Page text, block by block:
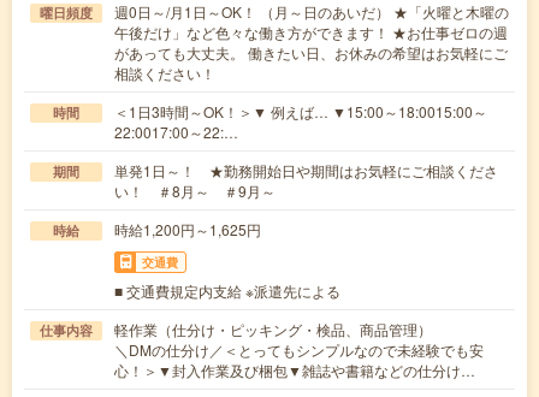
曜日頻度
週0日～/月1日～OK！ （月～日のあいだ） ★「火曜と木曜の
午後だけ」など色々な働き方ができます！ ★お仕事ゼロの週
があっても大丈夫。 働きたい日、お休みの希望はお気軽にご
相談ください！
時間
＜1日3時間～OK！＞▼ 例えば… ▼15:00～18:0015:00～
22:0017:00～22:…
期間
単発1日～！ ★勤務開始日や期間はお気軽にご相談くださ
い！ ＃8月～ ＃9月～
時給 時給1,200円～1,625円
交通費
■ 交通費規定内支給 ※派遣先による
仕事内容
軽作業（仕分け・ピッキング・検品、商品管理）
＼DMの仕分け／＜とってもシンプルなので未経験でも安
心！＞▼封入作業及び梱包▼雑誌や書籍などの仕分け…